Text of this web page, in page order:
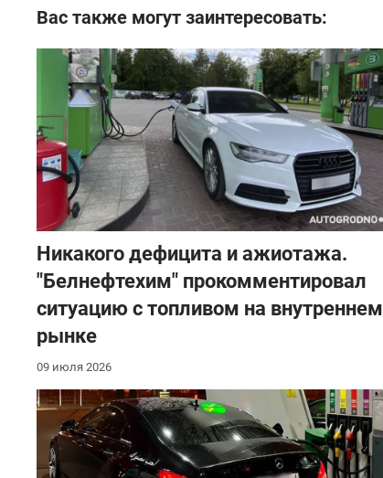
Вас также могут заинтересовать:
Никакого дефицита и ажиотажа.
"Белнефтехим" прокомментировал
ситуацию с топливом на внутреннем
рынке
09 июля 2026